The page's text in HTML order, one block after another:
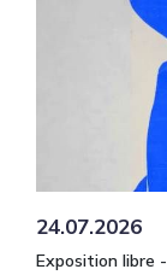
24.07.2026
Exposition libre